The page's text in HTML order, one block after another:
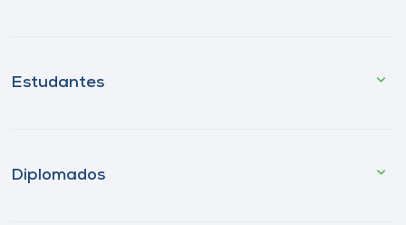
Estudantes
Diplomados